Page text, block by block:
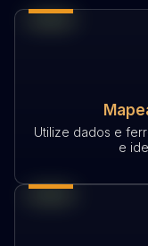
Utilize dados e
e